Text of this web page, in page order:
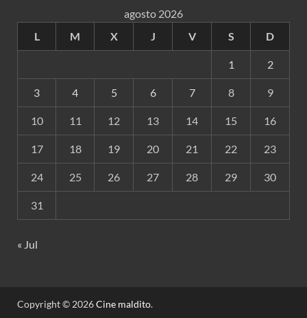
agosto 2026
L
M X J V S D
1 2
3 4 5 6 7 8 9
10 11 12 13 14 15 16
17 18 19 20 21 22 23
24 25 26 27 28 29 30
31
« Jul
Copyright © 2026Cine maldito.